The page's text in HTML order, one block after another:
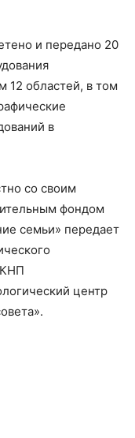
и передано 20
12 областей, в том
в
со своим
фондом
семьи» передает
центр